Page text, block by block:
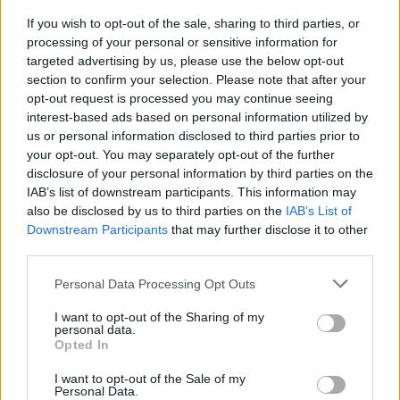
If you wish to opt-out of the sale, sharing to third parties, or
processing of your personal or sensitive information for
targeted advertising by us, please use the below opt-out
section to confirm your selection. Please note that after your
opt-out request is processed you may continue seeing
interest-based ads based on personal information utilized by
us or personal information disclosed to third parties prior to
your opt-out. You may separately opt-out of the further
disclosure of your personal information by third parties on the
IAB’s list of downstream participants. This information may
also be disclosed by us to third parties on the IAB’s List of
Downstream Participants that may further disclose it to other
Please note that this website/app uses one or more Google
not limited to your visit or usage behaviour. You may click to
grant or deny consent to Google and its third-party tags to
use your data for below specified purposes in below Google
consent section.
Personal Data Processing Opt Outs
I want to opt-out of the Sharing of my
personal data.
Opted In
I want to opt-out of the Sale of my
Personal Data.
Consejo editorial